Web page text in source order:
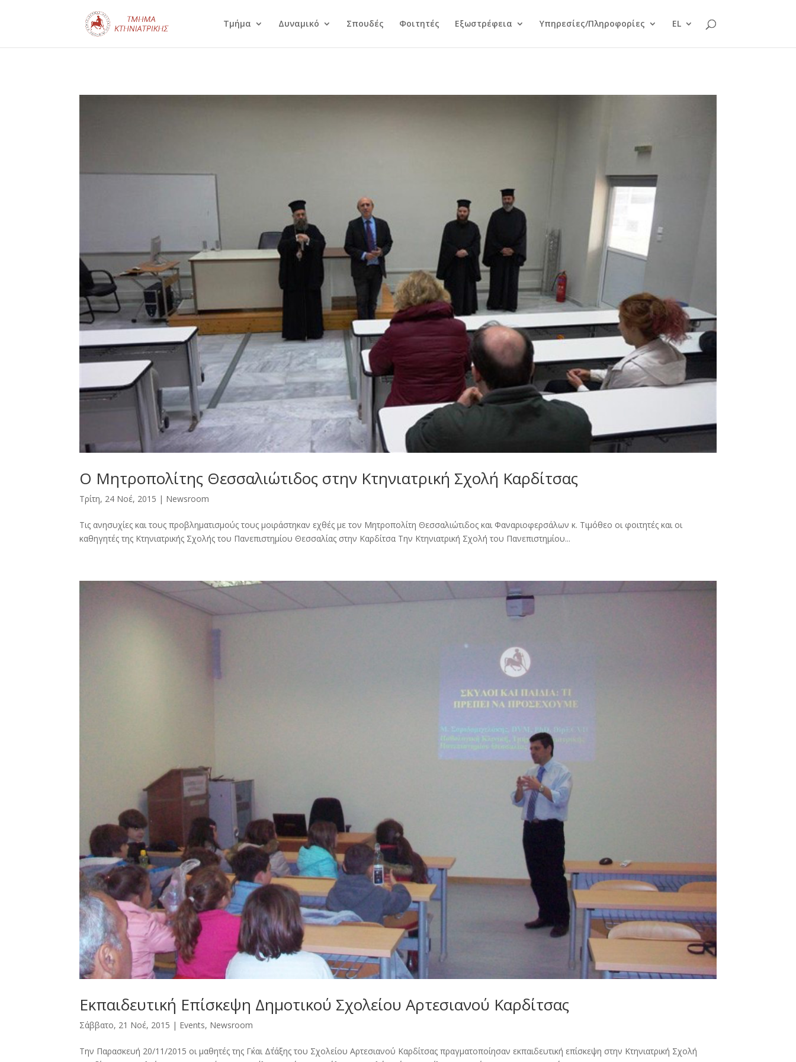
Τμήμα Δυναμικό Σπουδές Φοιτητές Εξωστρέφεια Υπηρεσίες/Πληροφορίες EL
Ο Μητροπολίτης Θεσσαλιώτιδος στην Κτηνιατρική Σχολή Καρδίτσας
Τρίτη, 24 Νοέ, 2015 | Newsroοm
Τις ανησυχίες και τους προβληματισμούς τους μοιράστηκαν εχθές με τον Μητροπολίτη Θεσσαλιώτιδος και Φαναριοφερσάλων κ. Τιμόθεο οι φοιτητές και οι
καθηγητές της Κτηνιατρικής Σχολής του Πανεπιστημίου Θεσσαλίας στην Καρδίτσα Την Κτηνιατρική Σχολή του Πανεπιστημίου...
Εκπαιδευτική Επίσκεψη Δημοτικού Σχολείου Αρτεσιανού Καρδίτσας
Σάββατο, 21 Νοέ, 2015 | Events, Newsroοm
Την Παρασκευή 20/11/2015 οι μαθητές της Γ΄και Δ΄τάξης του Σχολείου Αρτεσιανού Καρδίτσας πραγματοποίησαν εκπαιδευτική επίσκεψη στην Κτηνιατρική Σχολή